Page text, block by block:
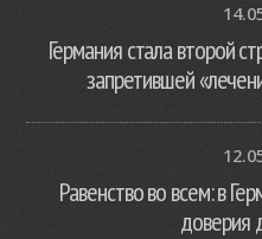
Германия стала второй
запретившей
Равенство во всем: в
доверия